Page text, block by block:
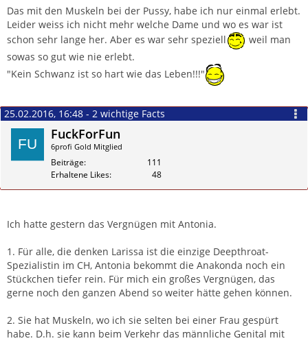
habe. D.h. sie kann beim Verkehr das männliche Genital mit
ihrem auf eine Art bearbeiten... unfassbar. Bin jetzt noch
am staunen.
Gerne wieder!
Das mit den Muskeln bei der Pussy, habe ich nur einmal erlebt.
Leider weiss ich nicht mehr welche Dame und wo es war ist
schon sehr lange her. Aber es war sehr speziell
weil man
sowas so gut wie nie erlebt.
"Kein Schwanz ist so hart wie das Leben!!!"
25.02.2016, 16:48 - 2 wichtige Facts
FuckForFun
6profi Gold Mitglied
Beiträge
111
Erhaltene Likes
48
Ich hatte gestern das Vergnügen mit Antonia.
1. Für alle, die denken Larissa ist die einzige Deepthroat-
Spezialistin im CH, Antonia bekommt die Anakonda noch ein
Stückchen tiefer rein. Für mich ein großes Vergnügen, das
gerne noch den ganzen Abend so weiter hätte gehen können.
2. Sie hat Muskeln, wo ich sie selten bei einer Frau gespürt
habe. D.h. sie kann beim Verkehr das männliche Genital mit